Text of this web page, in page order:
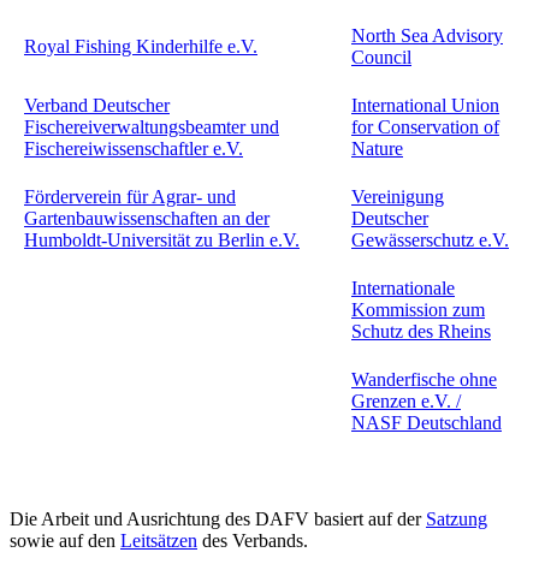
Royal Fishing Kinderhilfe e.V.
North Sea Advisory
Council
Verband Deutscher
Fischereiverwaltungsbeamter und
Fischereiwissenschaftler e.V.
International Union
for Conservation of
Nature
Förderverein für Agrar- und
Gartenbauwissenschaften an der
Humboldt-Universität zu Berlin e.V.
Vereinigung
Deutscher
Gewässerschutz e.V.
Internationale
Kommission zum
Schutz des Rheins
Wanderfische ohne
Grenzen e.V. /
NASF Deutschland
Die Arbeit und Ausrichtung des DAFV basiert auf der Satzung
sowie auf den Leitsätzen des Verbands.